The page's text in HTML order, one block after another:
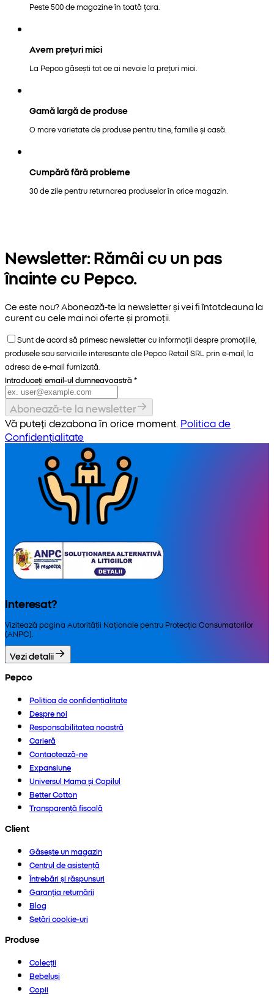
Peste 500 de magazine în toată țara.
Avem prețuri mici
La Pepco găsești tot ce ai nevoie la prețuri mici.
Gamă largă de produse
O mare varietate de produse pentru tine, familie și casă.
Cumpără fără probleme
30 de zile pentru returnarea produselor în orice magazin.
Newsletter: Rămâi cu un pas
înainte cu Pepco.
Ce este nou? Abonează-te la newsletter și vei fi întotdeauna la
curent cu cele mai noi oferte și promoții.
Sunt de acord să primesc newsletter cu informații despre promoțiile,
produsele sau serviciile interesante ale Pepco Retail SRL prin e-mail, la
adresa de e-mail furnizată.
Introduceți email-ul dumneavoastră *
Abonează-te la newsletter
Vă puteți dezabona în orice moment. Politica de
Confidențialitate
Interesat?
Vizitează pagina Autorității Naționale pentru Protecția Consumatorilor
(ANPC).
Vezi detalii
Pepco
Politica de confidențialitate
Despre noi
Responsabilitatea noastră
Carieră
Contactează-ne
Expansiune
Universul Mama și Copilul
Better Cotton
Transparență fiscală
Client
Găsește un magazin
Centrul de asistență
Întrebări și răspunsuri
Garanția returnării
Blog
Setări cookie-uri
Produse
Colecții
Bebeluși
Copii